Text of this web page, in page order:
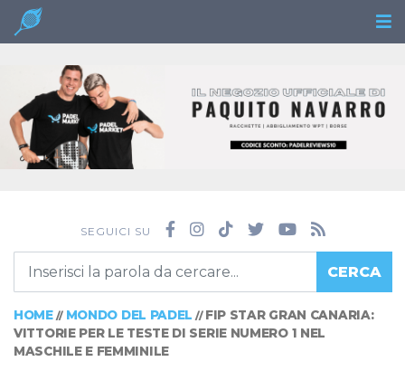
SEGUICI SU
CERCA
HOME// MONDO DEL PADEL // FIP STAR GRAN CANARIA:
VITTORIE PER LE TESTE DI SERIE NUMERO 1 NEL
MASCHILE E FEMMINILE